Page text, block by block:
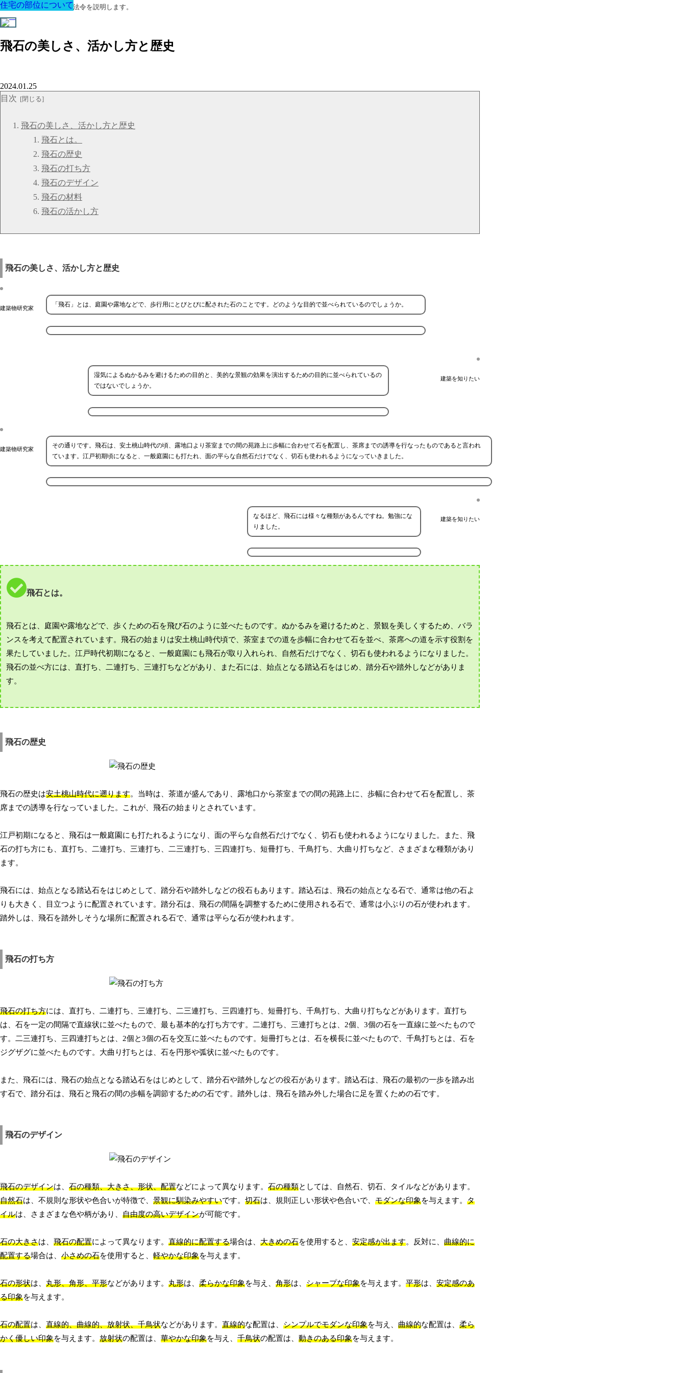
建築に関する用語と関連法令を説明します。
飛石の美しさ、活かし方と歴史
住宅の部位について
2024.01.25
目次
飛石の美しさ、活かし方と歴史
飛石とは。
飛石の歴史
飛石の打ち方
飛石のデザイン
飛石の材料
飛石の活かし方
飛石の美しさ、活かし方と歴史
建築物研究家 「飛石」とは、庭園や露地などで、歩行用にとびとびに配された石のことです。どのような目的で並べられているのでしょうか。
建築を知りたい
湿気によるぬかるみを避けるための目的と、美的な景観の効果を演出するための目的に並べられているの
ではないでしょうか。
建築物研究家
その通りです。飛石は、安土桃山時代の頃、露地口より茶室までの間の苑路上に歩幅に合わせて石を配置し、茶席までの誘導を行なったものであると言われ
ています。江戸初期頃になると、一般庭園にも打たれ、面の平らな自然石だけでなく、切石も使われるようになっていきました。
建築を知りたい
なるほど、飛石には様々な種類があるんですね。勉強にな
りました。
飛石とは。
飛石とは、庭園や露地などで、歩くための石を飛び石のように並べたものです。ぬかるみを避けるためと、景観を美しくするため、バラ
ンスを考えて配置されています。飛石の始まりは安土桃山時代頃で、茶室までの道を歩幅に合わせて石を並べ、茶席への道を示す役割を
果たしていました。江戸時代初期になると、一般庭園にも飛石が取り入れられ、自然石だけでなく、切石も使われるようになりました。
飛石の並べ方には、直打ち、二連打ち、三連打ちなどがあり、また石には、始点となる踏込石をはじめ、踏分石や踏外しなどがありま
す。
飛石の歴史
飛石の歴史は安土桃山時代に遡ります。当時は、茶道が盛んであり、露地口から茶室までの間の苑路上に、歩幅に合わせて石を配置し、茶
席までの誘導を行なっていました。これが、飛石の始まりとされています。
江戸初期になると、飛石は一般庭園にも打たれるようになり、面の平らな自然石だけでなく、切石も使われるようになりました。また、飛
石の打ち方にも、直打ち、二連打ち、三連打ち、二三連打ち、三四連打ち、短冊打ち、千鳥打ち、大曲り打ちなど、さまざまな種類があり
ます。
飛石には、始点となる踏込石をはじめとして、踏分石や踏外しなどの役石もあります。踏込石は、飛石の始点となる石で、通常は他の石よ
りも大きく、目立つように配置されています。踏分石は、飛石の間隔を調整するために使用される石で、通常は小ぶりの石が使われます。
踏外しは、飛石を踏外しそうな場所に配置される石で、通常は平らな石が使われます。
飛石の打ち方
飛石の打ち方には、直打ち、二連打ち、三連打ち、二三連打ち、三四連打ち、短冊打ち、千鳥打ち、大曲り打ちなどがあります。直打ち
は、石を一定の間隔で直線状に並べたもので、最も基本的な打ち方です。二連打ち、三連打ちとは、2個、3個の石を一直線に並べたもので
す。二三連打ち、三四連打ちとは、2個と3個の石を交互に並べたものです。短冊打ちとは、石を横長に並べたもので、千鳥打ちとは、石を
ジグザグに並べたものです。大曲り打ちとは、石を円形や弧状に並べたものです。
また、飛石には、飛石の始点となる踏込石をはじめとして、踏分石や踏外しなどの役石があります。踏込石は、飛石の最初の一歩を踏み出
す石で、踏分石は、飛石と飛石の間の歩幅を調節するための石です。踏外しは、飛石を踏み外した場合に足を置くための石です。
飛石のデザイン
飛石のデザインは、 石の種類、大きさ、形状、配置などによって異なります。 石の種類としては、自然石、切石、タイルなどがあります。
自然石は、不規則な形状や色合いが特徴で、 景観に馴染みやすいです。 切石は、規則正しい形状や色合いで、 モダンな印象を与えます。 タ
イルは、さまざまな色や柄があり、 自由度の高いデザインが可能です。
石の大きさは、 飛石の配置によって異なります。 直線的に配置する場合は、 大きめの石を使用すると、 安定感が出ます。反対に、 曲線的に
配置する場合は、 小さめの石を使用すると、 軽やかな印象を与えます。
石の形状は、 丸形、角形、平形などがあります。 丸形は、 柔らかな印象を与え、 角形は、 シャープな印象を与えます。 平形は、 安定感のあ
る印象を与えます。
石の配置は、 直線的、曲線的、放射状、千鳥状などがあります。 直線的な配置は、 シンプルでモダンな印象を与え、 曲線的な配置は、 柔ら
かく優しい印象を与えます。 放射状の配置は、 華やかな印象を与え、 千鳥状の配置は、 動きのある印象を与えます。
住宅の部位について
住宅の部位について
住宅の部位について
住宅の部位について
住宅の部位について
住宅の部位について